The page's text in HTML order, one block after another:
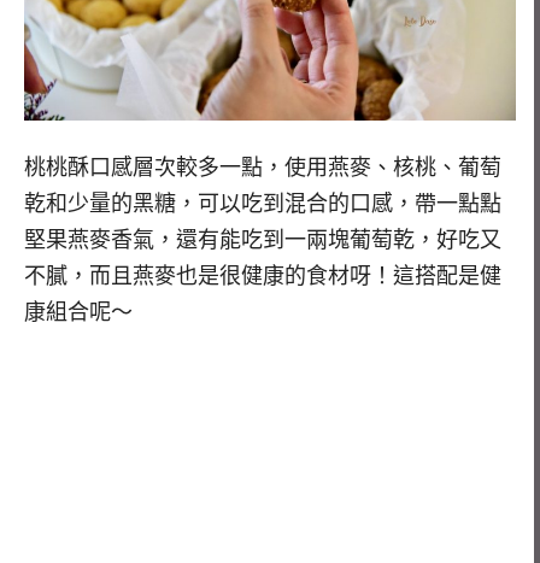
桃桃酥口感層次較多一點，使用燕麥、核桃、葡萄
乾和少量的黑糖，可以吃到混合的口感，帶一點點
堅果燕麥香氣，還有能吃到一兩塊葡萄乾，好吃又
不膩，而且燕麥也是很健康的食材呀！這搭配是健
康組合呢～